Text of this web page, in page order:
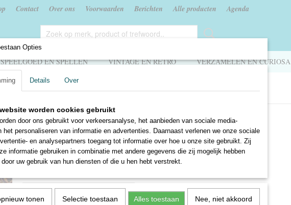
Contact Over ons Voorwaarden Berichten Alle producten Agenda
SPEELGOED EN SPELLEN VINTAGE EN RETRO VERZAMELEN EN CURIOSA
gebeden
Een schat aan gebeden
€ 3,50
✓Op voorraad
Opties
Details Over
worden cookies gebruikt
door ons gebruikt voor verkeersanalyse, het aanbieden van sociale media-
het personaliseren van informatie en advertenties. Daarnaast verlenen we onze sociale
en analysepartners toegang tot informatie over hoe u onze site gebruikt. Zij
informatie gebruiken in combinatie met andere gegevens die zij mogelijk hebben
uw gebruik van hun diensten of die u hen hebt verstrekt.
tonen Selectie toestaan Alles toestaan Nee, niet akkoord